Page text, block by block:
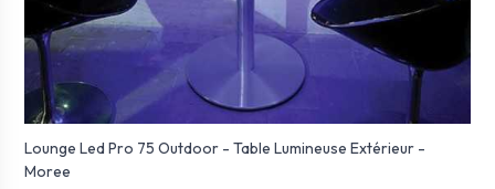
Lounge Led Pro 75 Outdoor - Table Lumineuse Extérieur -
Moree